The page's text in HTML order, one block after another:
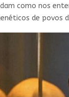
como nos
de povos